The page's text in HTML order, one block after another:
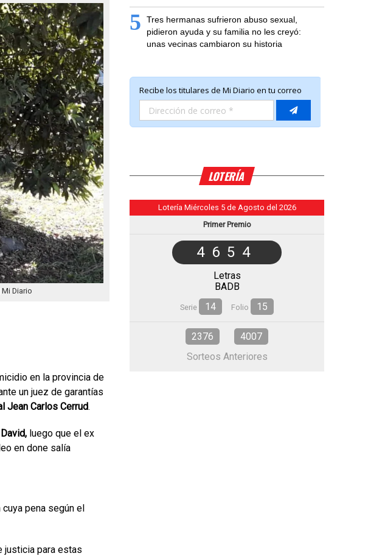
Diario
en la provincia de
un juez de garantías
Jean Carlos Cerrud.
luego que el ex
en done salía
pena según el
justicia para estas
5
Tres hermanas sufrieron abuso sexual,
pidieron ayuda y su familia no les creyó:
unas vecinas cambiaron su historia
LOTERÍA
Lotería Miércoles 5 de Agosto del 2026
Primer Premio
4654
Letras
BADB
Serie 14 Folio 15
2376
4007
Sorteos Anteriores